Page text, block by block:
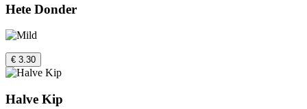
Hete Donder
€ 3.30
Halve Kip